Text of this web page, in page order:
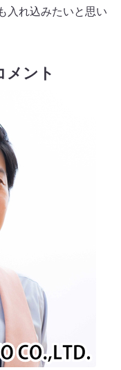
入れ込みたいと思い
ント